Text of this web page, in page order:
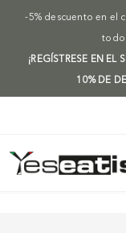
-5% descuento en el
todo
¡REGÍSTRESE EN EL
10% DE